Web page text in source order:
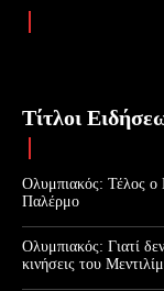
Τίτλοι
Ολυμπιακός: Τέλος ο
Παλέρμο
Ολυμπιακός: Γιατί
κινήσεις του